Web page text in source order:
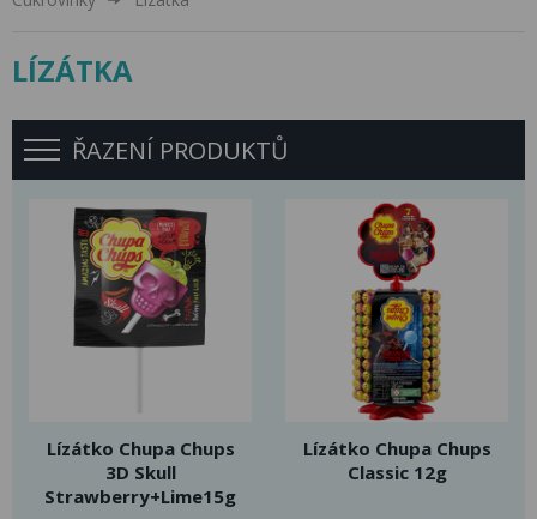
LÍZÁTKA
ŘAZENÍ PRODUKTŮ
Lízátko Chupa Chups
3D Skull
Strawberry+Lime15g
Lízátko Chupa Chups
Classic 12g